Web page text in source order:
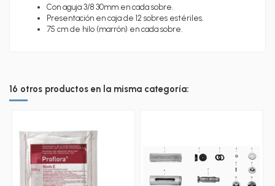
Con aguja 3/8 30mm en cada sobre.
Presentación en caja de 12 sobres estériles.
75 cm de hilo (marrón) en cada sobre.
16 otros productos en la misma categoría: